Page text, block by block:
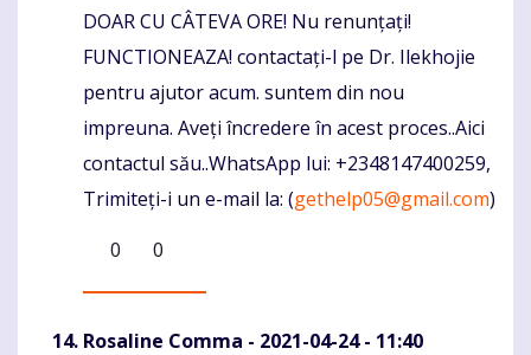
DOAR CU CÂTEVA ORE! Nu renunțați!
FUNCTIONEAZA! contactați-l pe Dr. Ilekhojie
pentru ajutor acum. suntem din nou
impreuna. Aveți încredere în acest proces..Aici
contactul său..WhatsApp lui: +2348147400259,
Trimiteți-i un e-mail la: (gethelp05@gmail.com)
0
0
Rosaline Comma - 2021-04-24 - 11:40